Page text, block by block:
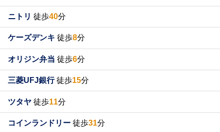
ニトリ 徒歩40分
ケーズデンキ 徒歩8分
オリジン弁当 徒歩6分
三菱UFJ銀行徒歩15分
ツタヤ 徒歩11分
コインランドリー 徒歩31分